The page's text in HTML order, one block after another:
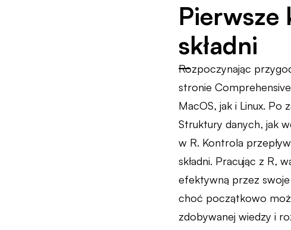
Pierwsze
składni
Rozpoczynając
stronie
MacOS, jak i Linux. Po
Struktury danych, jak
w R. Kontrola
składni. Pracując z R,
efektywną przez
choć początkowo
zdobywanej wiedzy i